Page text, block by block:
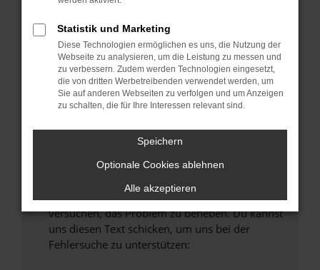
Probleme zu beheben.
Stelle sicher, dass dein Browser und dein
Betriebssystem auf dem neuesten Stand
sind.
Veraltete Software birgt nicht nur ein
Sicherheitsrisiko, sondern kann auch dazu
führen, dass bestimmte Funktionen nicht mehr
unterstützt werden.
Wende dich an den Webseitenbetreiber.
Wenn du alle oben genannten Schritte versucht
hast, kontaktiere uns bitte. Wir werden
versuchen, das Problem zu beheben. Du kannst
uns diesen Text schicken, um uns bei der
Fehlersuche zu unterstützen:
Statistik und Marketing
Diese Technologien ermöglichen es uns, die Nutzung der
Webseite zu analysieren, um die Leistung zu messen und
zu verbessern. Zudem werden Technologien eingesetzt,
die von dritten Werbetreibenden verwendet werden, um
Sie auf anderen Webseiten zu verfolgen und um Anzeigen
zu schalten, die für Ihre Interessen relevant sind.
Speichern
Optionale Cookies ablehnen
Alle akzeptieren